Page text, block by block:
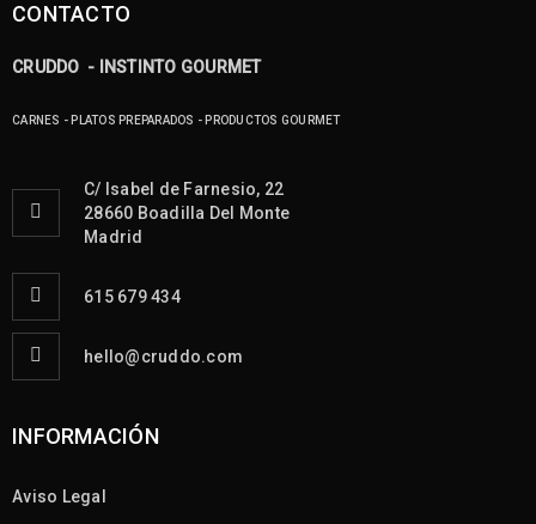
CONTACTO
CRUDDO - INSTINTO GOURMET
CARNES - PLATOS PREPARADOS - PRODUCTOS GOURMET
C/ Isabel de Farnesio, 22
28660 Boadilla Del Monte
Madrid
615 679 434
hello@cruddo.com
INFORMACIÓN
Aviso Legal